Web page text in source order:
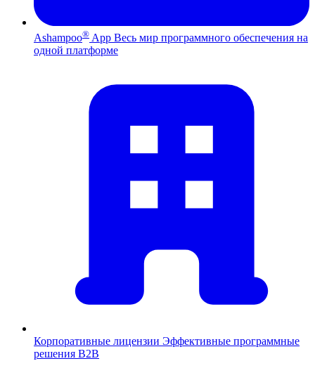
Ashampoo® App Весь мир программного обеспечения на
одной платформе
Корпоративные лицензии Эффективные программные
решения B2B